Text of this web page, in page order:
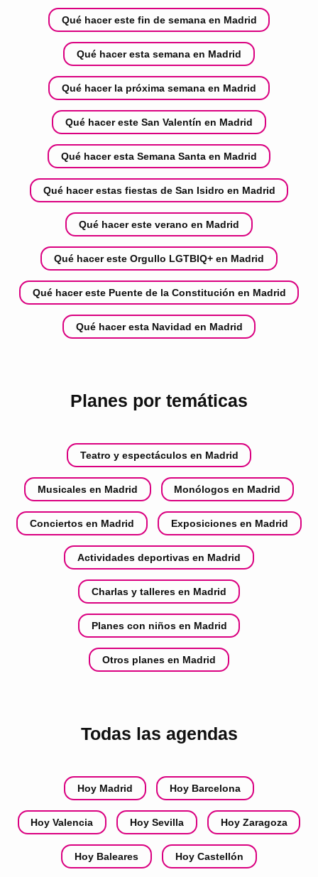
Qué hacer este fin de semana en Madrid
Qué hacer esta semana en Madrid
Qué hacer la próxima semana en Madrid
Qué hacer este San Valentín en Madrid
Qué hacer esta Semana Santa en Madrid
Qué hacer estas fiestas de San Isidro en Madrid
Qué hacer este verano en Madrid
Qué hacer este Orgullo LGTBIQ+ en Madrid
Qué hacer este Puente de la Constitución en Madrid
Qué hacer esta Navidad en Madrid
Planes por temáticas
Teatro y espectáculos en Madrid
Musicales en Madrid Monólogos en Madrid
Conciertos en Madrid Exposiciones en Madrid
Actividades deportivas en Madrid
Charlas y talleres en Madrid
Planes con niños en Madrid
Otros planes en Madrid
Todas las agendas
Hoy Madrid Hoy Barcelona
Hoy Valencia Hoy Sevilla Hoy Zaragoza
Hoy Baleares Hoy Castellón